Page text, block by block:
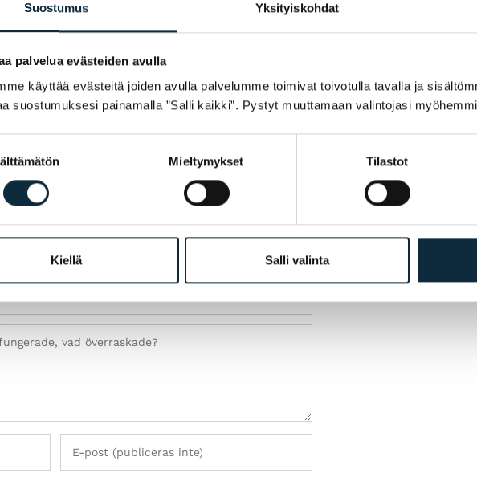
Suostumus Yksityiskohdat
palvelua evästeiden avulla
käyttää evästeitä joiden avulla palvelumme toimivat toivotulla tavalla ja
suostumuksesi painamalla ”Salli kaikki”. Pystyt muuttamaan valintojasi
Mieltymykset Tilastot
Kiellä Salli valinta